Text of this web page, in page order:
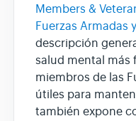
Members &
Fuerzas Armadas
descripción
salud mental más
miembros de las
útiles para
también expone